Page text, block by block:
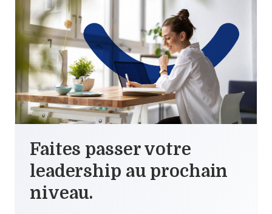
Faites passer votre
leadership au prochain
niveau.